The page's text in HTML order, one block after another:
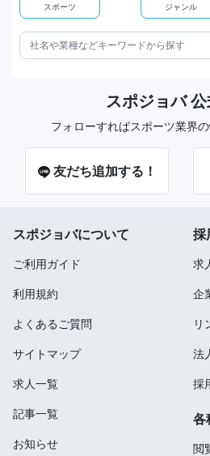
スポーツ ジャンル
スポジョバ
フォローすればスポーツ業界
友だち追加する！
スポジョバについて
ご利用ガイド
利用規約
よくあるご質問
サイトマップ
求人一覧
記事一覧
お知らせ
採
求
企
リ
法
採
各
閲